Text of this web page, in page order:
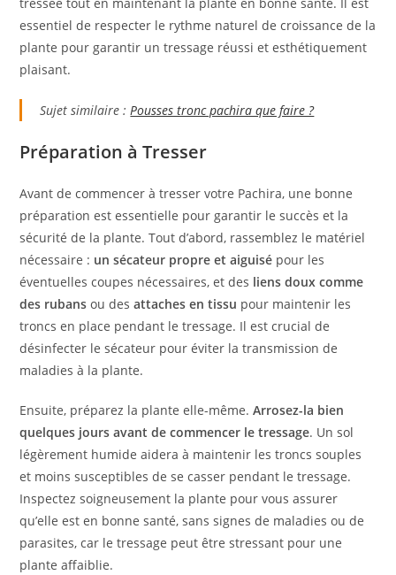
essentiel de respecter le rythme naturel de croissance de la
plante pour garantir un tressage réussi et esthétiquement
plaisant.
Sujet similaire :Pousses tronc pachira que faire ?
Préparation à Tresser
Avant de commencer à tresser votre Pachira, une bonne
préparation est essentielle pour garantir le succès et la
sécurité de la plante. Tout d’abord, rassemblez le matériel
nécessaire : un sécateur propre et aiguisé pour les
éventuelles coupes nécessaires, et des liens doux comme
des rubans ou desattaches en tissu pour maintenir les
troncs en place pendant le tressage. Il est crucial de
désinfecter le sécateur pour éviter la transmission de
maladies à la plante.
Ensuite, préparez la plante elle-même.Arrosez-la bien
quelques jours avant de commencer le tressage. Un sol
légèrement humide aidera à maintenir les troncs souples
et moins susceptibles de se casser pendant le tressage.
Inspectez soigneusement la plante pour vous assurer
qu’elle est en bonne santé, sans signes de maladies ou de
parasites, car le tressage peut être stressant pour une
plante affaiblie.